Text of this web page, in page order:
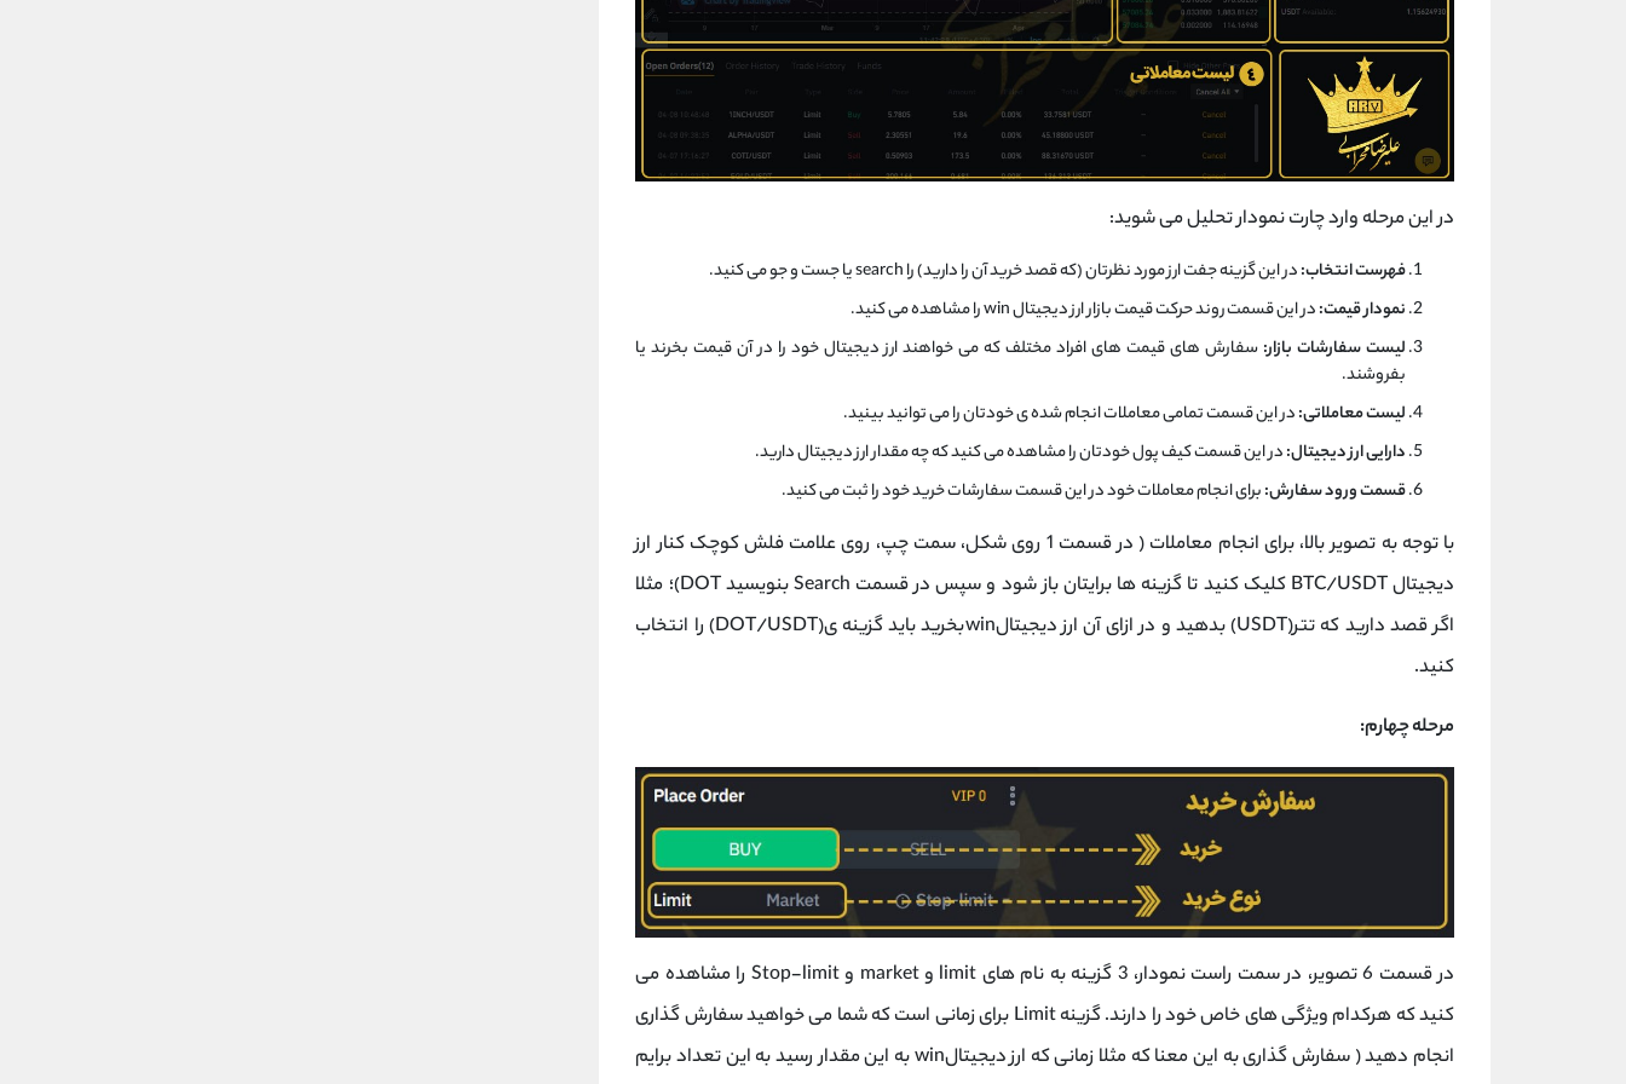
در این مرحله وارد چارت نمودار تحلیل می شوید:
فهرست انتخاب:در این گزینه جفت ارز مورد نظرتان (که قصد خرید آن را دارید) را search یا جست و جو می کنید.
نمودار قیمت:در این قسمت روند حرکت قیمت بازار ارز دیجیتال win را مشاهده می کنید.
لیست سفارشات بازار: سفارش های قیمت های افراد مختلف که می خواهند ارز دیجیتال خود را در آن قیمت بخرند یا
بفروشند.
لیست معاملاتی:در این قسمت تمامی معاملات انجام شده ی خودتان را می توانید بینید.
دارایی ارز دیجیتال:در این قسمت کیف پول خودتان را مشاهده می کنید که چه مقدار ارز دیجیتال دارید.
قسمت ورود سفارش:برای انجام معاملات خود در این قسمت سفارشات خرید خود را ثبت می کنید.
با توجه به تصویر بالا، برای انجام معاملات ( در قسمت 1 روی شکل، سمت چپ، روی علامت فلش کوچک کنار ارز
دیجیتال BTC/USDT کلیک کنید تا گزینه ها برایتان باز شود و سپس در قسمت Search بنویسید DOT)؛ مثلا
اگر قصد دارید که تتر(USDT) بدهید و در ازای آن ارز دیجیتالwinبخرید باید گزینه ی(DOT/USDT) را انتخاب
کنید.
مرحله چهارم:
در قسمت 6 تصویر، در سمت راست نمودار، 3 گزینه به نام های limit و market و Stop-limit را مشاهده می
کنید که هرکدام ویژگی های خاص خود را دارند. گزینه Limit برای زمانی است که شما می خواهید سفارش گذاری
انجام دهید ( سفارش گذاری به این معنا که مثلا زمانی که ارز دیجیتالwin به این مقدار رسید به این تعداد برایم